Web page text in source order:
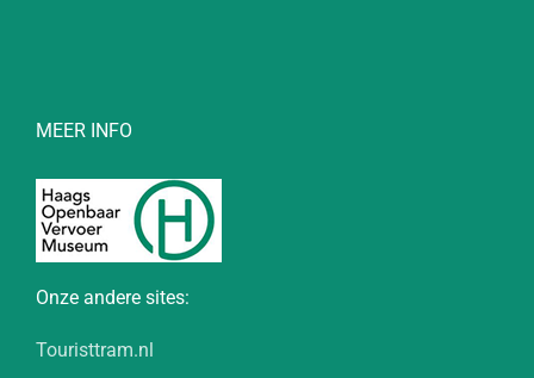
MEER INFO
Onze andere sites:
Touristtram.nl